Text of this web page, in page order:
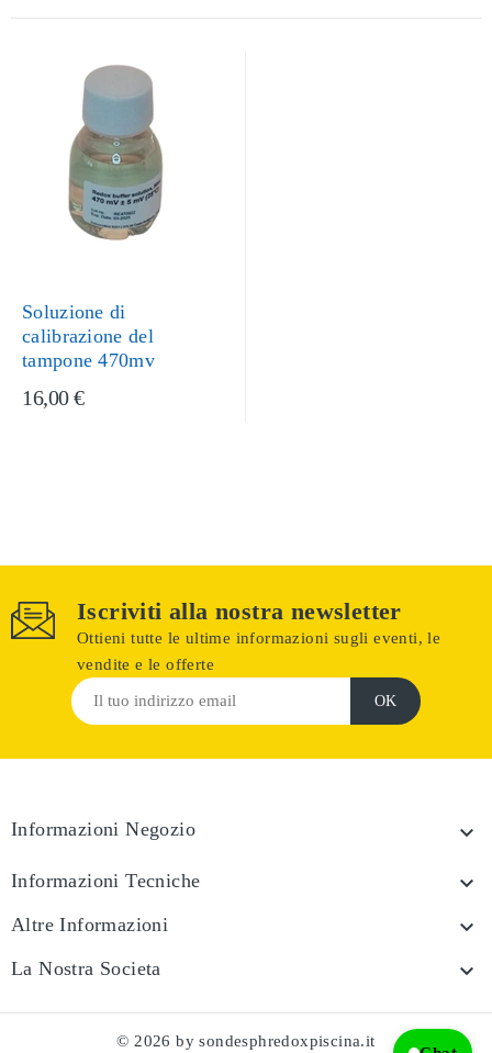
Soluzione di
calibrazione del
tampone 470mv
16,00 €
Iscriviti alla nostra newsletter
Ottieni tutte le ultime informazioni sugli eventi, le
vendite e le offerte
Informazioni Negozio 
Informazioni Tecniche 
Altre Informazioni 
La Nostra Societa 
© 2026 by sondesphredoxpiscina.it